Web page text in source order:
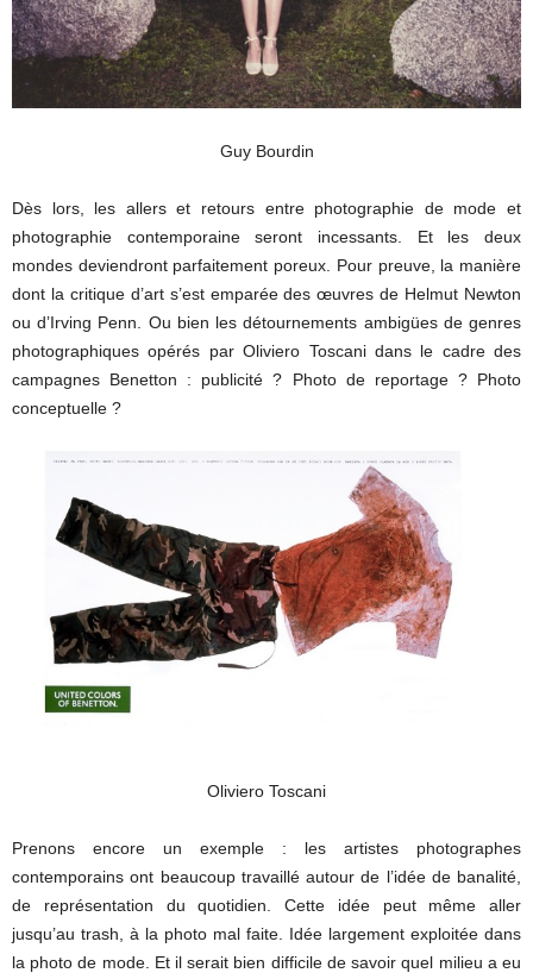
Guy Bourdin
Dès lors, les allers et retours entre photographie de mode et
photographie contemporaine seront incessants. Et les deux
mondes deviendront parfaitement poreux. Pour preuve, la manière
dont la critique d’art s’est emparée des œuvres de Helmut Newton
ou d’Irving Penn. Ou bien les détournements ambigües de genres
photographiques opérés par Oliviero Toscani dans le cadre des
campagnes Benetton : publicité ? Photo de reportage ? Photo
conceptuelle ?
Oliviero Toscani
Prenons encore un exemple : les artistes photographes
contemporains ont beaucoup travaillé autour de l’idée de banalité,
de représentation du quotidien. Cette idée peut même aller
jusqu’au trash, à la photo mal faite. Idée largement exploitée dans
la photo de mode. Et il serait bien difficile de savoir quel milieu a eu